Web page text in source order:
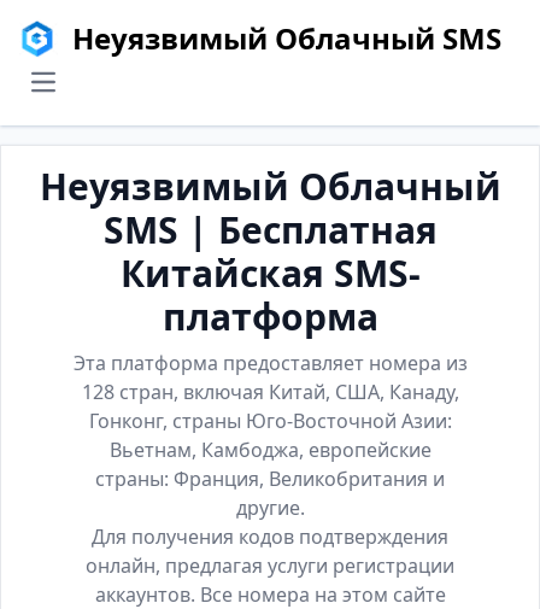
Неуязвимый Облачный SMS
menu
Неуязвимый Облачный
SMS | Бесплатная
Китайская SMS-
платформа
Эта платформа предоставляет номера из
128 стран, включая Китай, США, Канаду,
Гонконг, страны Юго-Восточной Азии:
Вьетнам, Камбоджа, европейские
страны: Франция, Великобритания и
другие.
Для получения кодов подтверждения
онлайн, предлагая услуги регистрации
аккаунтов. Все номера на этом сайте